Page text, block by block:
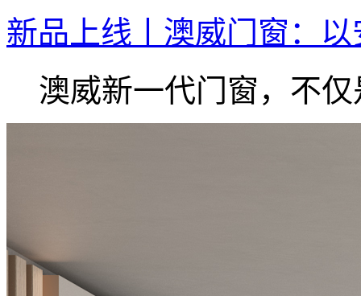
新品上线丨澳威门窗：
澳威新一代门窗，不仅